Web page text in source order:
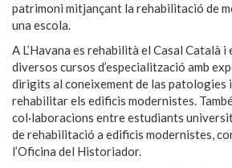
patrimoni mitjançant la rehabilitació de
una escola.
A L’Havana es rehabilità el Casal Català
diversos cursos d’especialització amb
dirigits al coneixement de las patologies
rehabilitar els edificis modernistes.
col·laboracions entre estudiants
de rehabilitació a edificis modernistes,
l’Oficina del Historiador.